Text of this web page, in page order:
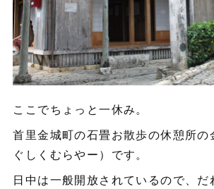
ここでちょっと一休み。
首里金城町の石畳お散歩の休憩所の
ぐしくむらやー）です。
日中は一般開放されているので、だ